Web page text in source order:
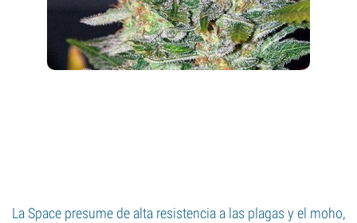
La Space presume de alta resistencia a las plagas y el moho,